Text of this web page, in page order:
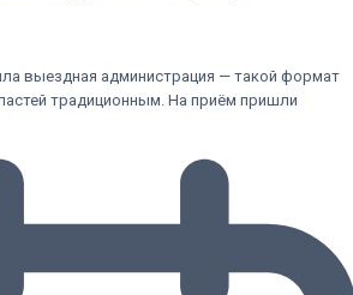
выездная администрация — такой формат
традиционным. На приём пришли